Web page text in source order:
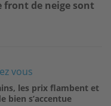
front de neige sont
vous
les prix flambent et
bien s’accentue